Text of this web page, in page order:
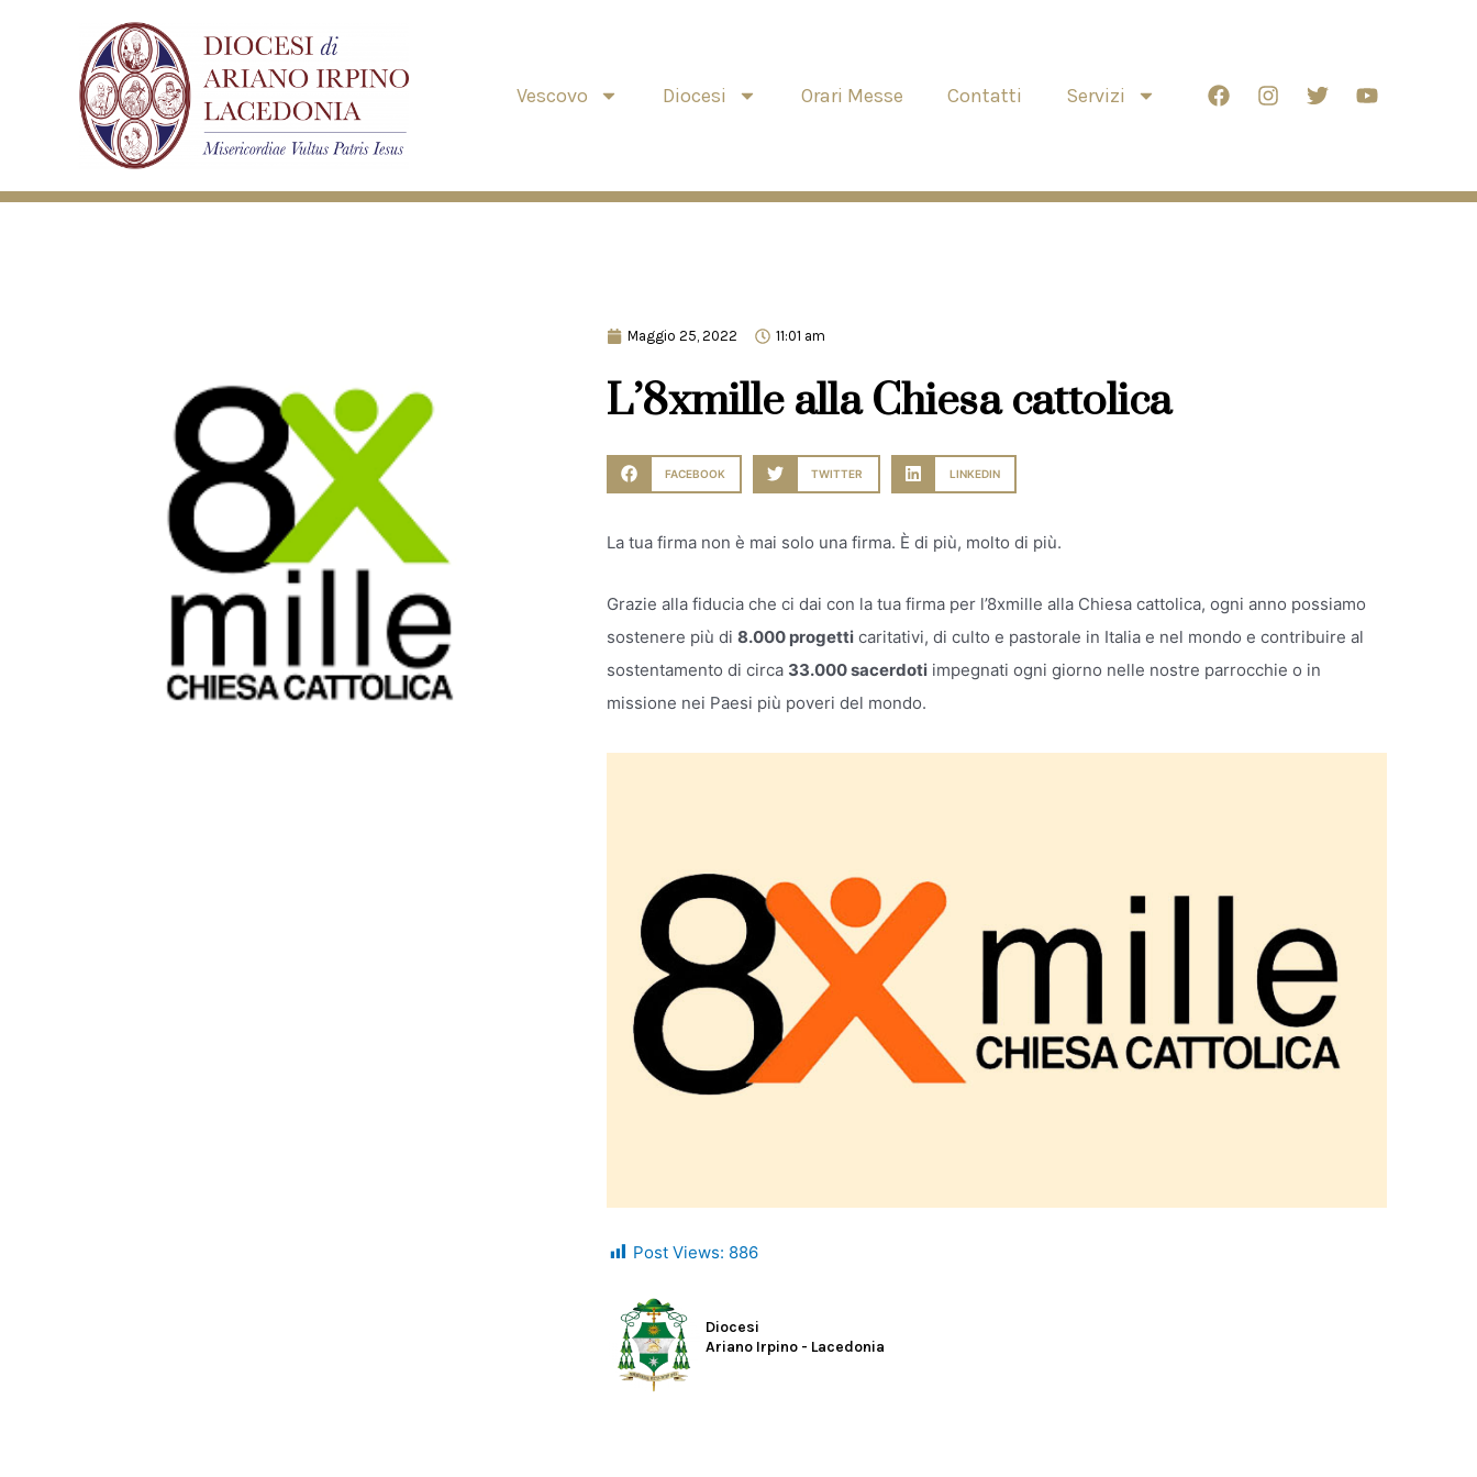
Vescovo Diocesi Orari Messe Contatti Servizi
Maggio 25, 2022 11:01 am
L’8xmille alla Chiesa cattolica
FACEBOOK TWITTER LINKEDIN
La tua firma non è mai solo una firma. È di più, molto di più.
Grazie alla fiducia che ci dai con la tua firma per l’8xmille alla Chiesa cattolica, ogni anno possiamo
sostenere più di 8.000 progetti caritativi, di culto e pastorale in Italia e nel mondo e contribuire al
sostentamento di circa 33.000 sacerdoti impegnati ogni giorno nelle nostre parrocchie o in
missione nei Paesi più poveri del mondo.
Post Views: 886
Diocesi
Ariano Irpino - Lacedonia